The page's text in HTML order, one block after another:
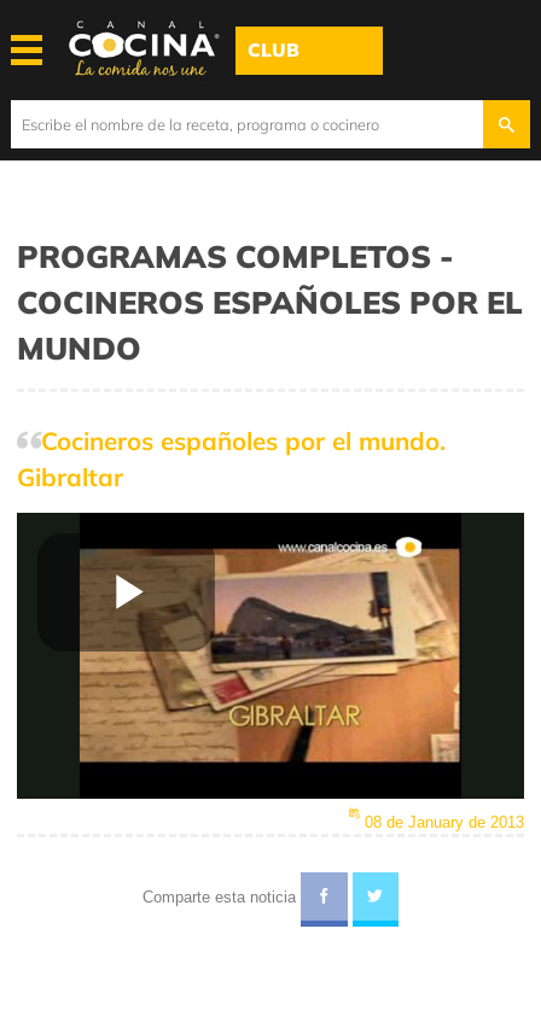
CLUB
PROGRAMAS COMPLETOS -
COCINEROS ESPAÑOLES POR EL
MUNDO
Cocineros españoles por el mundo.
Gibraltar
Play
Video
08 de January de 2013
Comparte esta noticia